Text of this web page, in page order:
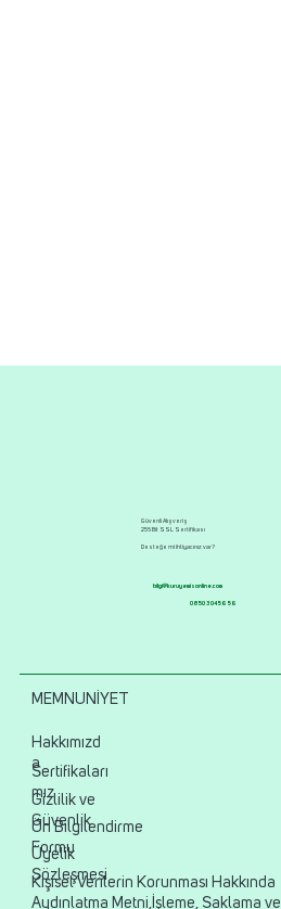
Güvenli Alışveriş
256 Bit SSL Sertifikası
Desteğe mi ihtiyacınız var?
bilgi@kuruyemisonline.com
0850 304 56 56
Hakkımızd
a
Sertifikaları
mız
MEMNUNİYET
Gizlilik ve
Güvenlik
Ön Bilgilendirme
Formu
Üyelik
Sözleşmesi
Kişisel Verilerin Korunması Hakkında
Aydınlatma Metni,İşleme, Saklama ve